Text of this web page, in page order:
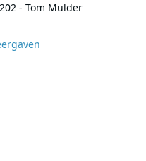
- Tom Mulder